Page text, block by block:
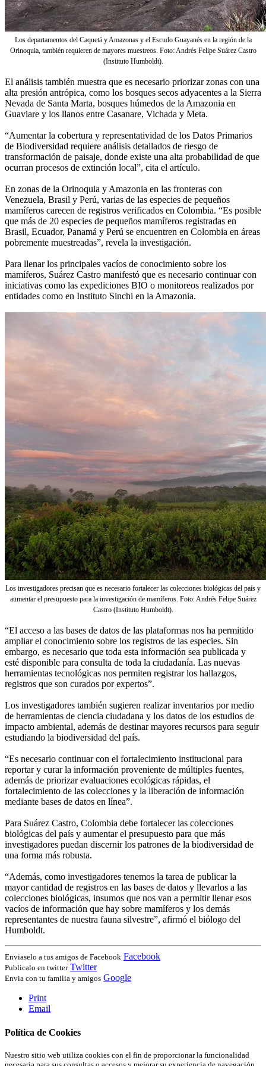
Los departamentos del Caquetá y Amazonas y el Escudo Guayanés en la región de la
Orinoquia, también requieren de mayores muestreos. Foto: Andrés Felipe Suárez Castro
(Instituto Humboldt).
El análisis también muestra que es necesario priorizar zonas con una
alta presión antrópica, como los bosques secos adyacentes a la Sierra
Nevada de Santa Marta, bosques húmedos de la Amazonia en
Guaviare y los llanos entre Casanare, Vichada y Meta.
“Aumentar la cobertura y representatividad de los Datos Primarios
de Biodiversidad requiere análisis detallados de riesgo de
transformación de paisaje, donde existe una alta probabilidad de que
ocurran procesos de extinción local”, cita el artículo.
En zonas de la Orinoquia y Amazonia en las fronteras con
Venezuela, Brasil y Perú, varias de las especies de pequeños
mamíferos carecen de registros verificados en Colombia. “Es posible
que más de 20 especies de pequeños mamíferos registradas en
Brasil, Ecuador, Panamá y Perú se encuentren en Colombia en áreas
pobremente muestreadas”, revela la investigación.
Para llenar los principales vacíos de conocimiento sobre los
mamíferos, Suárez Castro manifestó que es necesario continuar con
iniciativas como las expediciones BIO o monitoreos realizados por
entidades como en Instituto Sinchi en la Amazonia.
Los investigadores precisan que es necesario fortalecer las colecciones biológicas del país y
aumentar el presupuesto para la investigación de mamíferos. Foto: Andrés Felipe Suárez
Castro (Instituto Humboldt).
“El acceso a las bases de datos de las plataformas nos ha permitido
ampliar el conocimiento sobre los registros de las especies. Sin
embargo, es necesario que toda esta información sea publicada y
esté disponible para consulta de toda la ciudadanía. Las nuevas
herramientas tecnológicas nos permiten registrar los hallazgos,
registros que son curados por expertos”.
Los investigadores también sugieren realizar inventarios por medio
de herramientas de ciencia ciudadana y los datos de los estudios de
impacto ambiental, además de destinar mayores recursos para seguir
estudiando la biodiversidad del país.
“Es necesario continuar con el fortalecimiento institucional para
reportar y curar la información proveniente de múltiples fuentes,
además de priorizar evaluaciones ecológicas rápidas, el
fortalecimiento de las colecciones y la liberación de información
mediante bases de datos en línea”.
Para Suárez Castro, Colombia debe fortalecer las colecciones
biológicas del país y aumentar el presupuesto para que más
investigadores puedan discernir los patrones de la biodiversidad de
una forma más robusta.
“Además, como investigadores tenemos la tarea de publicar la
mayor cantidad de registros en las bases de datos y llevarlos a las
colecciones biológicas, insumos que nos van a permitir llenar esos
vacíos de información que hay sobre mamíferos y los demás
representantes de nuestra fauna silvestre”, afirmó el biólogo del
Humboldt.
Enviaselo a tus amigos de Facebook Facebook
Publicalo en twitter Twitter
Envia con tu familia y amigos Google
Print
Email
Política de Cookies
Nuestro sitio web utiliza cookies con el fin de proporcionar la funcionalidad